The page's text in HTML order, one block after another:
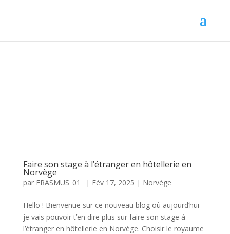
Faire son stage à l’étranger en hôtellerie en
Norvège
par ERASMUS_01_ | Fév 17, 2025 | Norvège
Hello ! Bienvenue sur ce nouveau blog où aujourd’hui
je vais pouvoir t’en dire plus sur faire son stage à
l’étranger en hôtellerie en Norvège. Choisir le royaume